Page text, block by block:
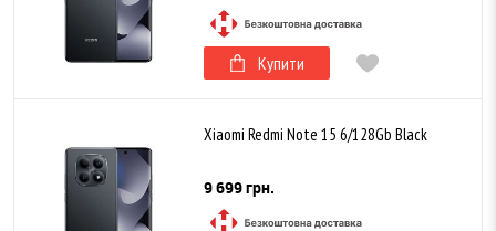
Купити
Xiaomi Redmi Note 15 6/128Gb Black
9 699 грн.